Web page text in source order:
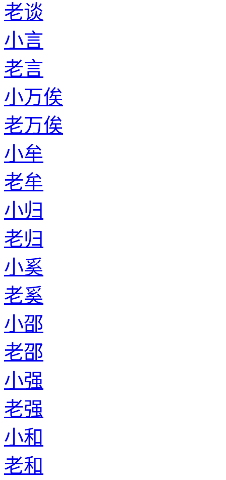
老谈
小言
老言
小万俟
老万俟
小牟
老牟
小归
老归
小奚
老奚
小邵
老邵
小强
老强
小和
老和